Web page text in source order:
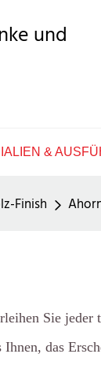
und
&
Finish
Sie
das